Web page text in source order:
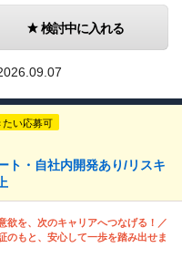
検討中に入れる
たい応募可
ト・自社内開発あり/リスキ
欲を、次のキャリアへつなげる！／
のもと、安心して一歩を踏み出せま